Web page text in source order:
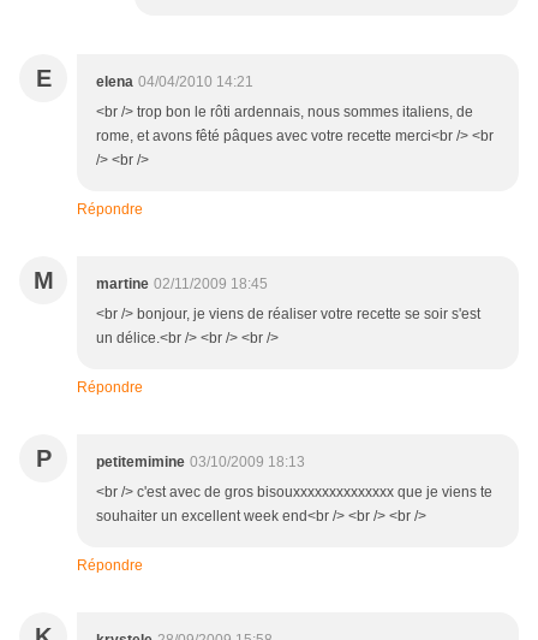
E elena 04/04/2010 14:21
<br /> trop bon le rôti ardennais, nous sommes italiens, de
rome, et avons fêté pâques avec votre recette merci<br /> <br
/> <br />
Répondre
M martine 02/11/2009 18:45
<br /> bonjour, je viens de réaliser votre recette se soir s'est
un délice.<br /> <br /> <br />
Répondre
P petitemimine 03/10/2009 18:13
<br /> c'est avec de gros bisouxxxxxxxxxxxxxx que je viens te
souhaiter un excellent week end<br /> <br /> <br />
Répondre